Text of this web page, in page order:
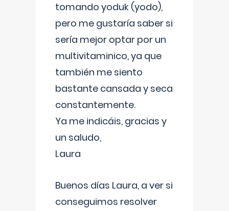
tomando yoduk (yodo),
pero me gustaría saber si
sería mejor optar por un
multivitaminico, ya que
también me siento
bastante cansada y seca
constantemente.
Ya me indicáis, gracias y
un saludo,
Laura
Buenos días Laura, a ver si
conseguimos resolver